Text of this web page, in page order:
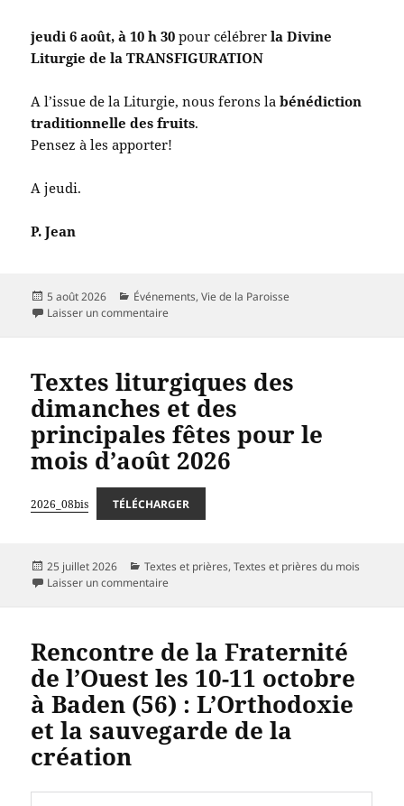
jeudi 6 août, à 10 h 30 pour célébrerla Divine
Liturgie de la TRANSFIGURATION
A l’issue de la Liturgie, nous ferons labénédiction
traditionnelle des fruits.
Pensez à les apporter!
A jeudi.
P. Jean
Publié
le
5 août 2026 Catégories
Événements,Vie de la Paroisse
Laisser un commentairesur La Divine Liturgie de la TRANSFIGURATION
Textes liturgiques des
dimanches et des
principales fêtes pour le
mois d’août 2026
2026_08bis TÉLÉCHARGER
Publié
le
25 juillet 2026 Catégories
Textes et prières,Textes et prières du mois
Laisser un commentairesur Textes liturgiques des dimanches et des
Rencontre de la Fraternité
de l’Ouest les 10-11 octobre
à Baden (56) : L’Orthodoxie
et la sauvegarde de la
création